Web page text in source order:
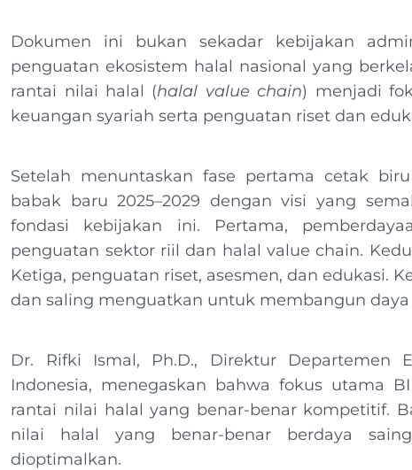
Dokumen ini bukan sekadar kebijakan
penguatan ekosistem halal nasional yang
rantai nilai halal (halal value chain) menjadi
keuangan syariah serta penguatan riset dan
Setelah menuntaskan fase pertama cetak
babak baru 2025–2029 dengan visi yang
fondasi kebijakan ini. Pertama,
penguatan sektor riil dan halal value chain.
Ketiga, penguatan riset, asesmen, dan edukasi.
dan saling menguatkan untuk membangun
Dr. Rifki Ismal, Ph.D., Direktur Departemen
Indonesia, menegaskan bahwa fokus utama
rantai nilai halal yang benar-benar kompetitif.
nilai halal yang benar-benar berdaya
dioptimalkan.